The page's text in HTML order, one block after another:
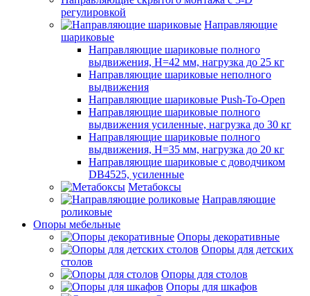
регулировкой
Направляющие
шариковые
Направляющие шариковые полного
выдвижения, H=42 мм, нагрузка до 25 кг
Направляющие шариковые неполного
выдвижения
Направляющие шариковые Push-To-Open
Направляющие шариковые полного
выдвижения усиленные, нагрузка до 30 кг
Направляющие шариковые полного
выдвижения, H=35 мм, нагрузка до 20 кг
Направляющие шариковые с доводчиком
DB4525, усиленные
Метабоксы
Направляющие
роликовые
Опоры мебельные
Опоры декоративные
Опоры для детских
столов
Опоры для столов
Опоры для шкафов